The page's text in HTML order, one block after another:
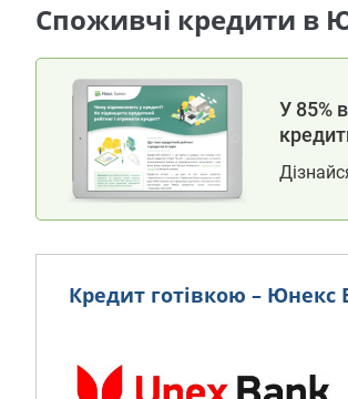
Споживчі кредити в
У 85%
Кредит готівкою – Юнекс